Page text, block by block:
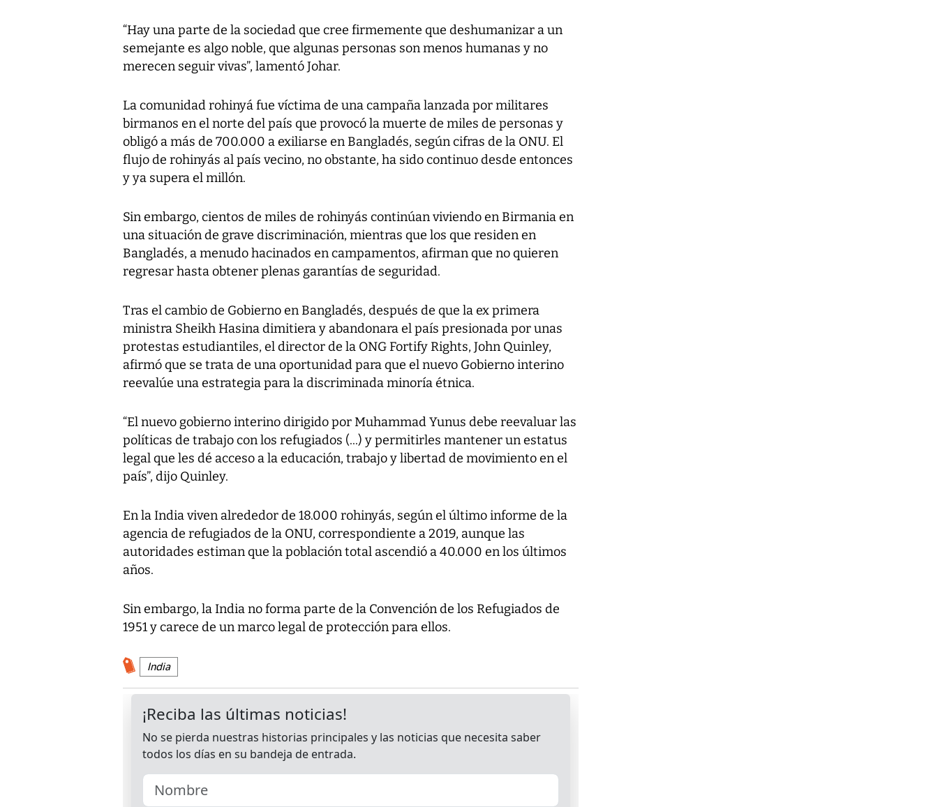
“Hay una parte de la sociedad que cree firmemente que deshumanizar a un
semejante es algo noble, que algunas personas son menos humanas y no
merecen seguir vivas”, lamentó Johar.
La comunidad rohinyá fue víctima de una campaña lanzada por militares
birmanos en el norte del país que provocó la muerte de miles de personas y
obligó a más de 700.000 a exiliarse en Bangladés, según cifras de la ONU. El
flujo de rohinyás al país vecino, no obstante, ha sido continuo desde entonces
y ya supera el millón.
Sin embargo, cientos de miles de rohinyás continúan viviendo en Birmania en
una situación de grave discriminación, mientras que los que residen en
Bangladés, a menudo hacinados en campamentos, afirman que no quieren
regresar hasta obtener plenas garantías de seguridad.
Tras el cambio de Gobierno en Bangladés, después de que la ex primera
ministra Sheikh Hasina dimitiera y abandonara el país presionada por unas
protestas estudiantiles, el director de la ONG Fortify Rights, John Quinley,
afirmó que se trata de una oportunidad para que el nuevo Gobierno interino
reevalúe una estrategia para la discriminada minoría étnica.
“El nuevo gobierno interino dirigido por Muhammad Yunus debe reevaluar las
políticas de trabajo con los refugiados (...) y permitirles mantener un estatus
legal que les dé acceso a la educación, trabajo y libertad de movimiento en el
país”, dijo Quinley.
En la India viven alrededor de 18.000 rohinyás, según el último informe de la
agencia de refugiados de la ONU, correspondiente a 2019, aunque las
autoridades estiman que la población total ascendió a 40.000 en los últimos
años.
Sin embargo, la India no forma parte de la Convención de los Refugiados de
1951 y carece de un marco legal de protección para ellos.
India